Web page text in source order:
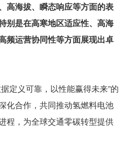
高海拔、瞬态响应等方面的表
别是在高寒地区适应性、高海
频运营协同性等方面展现出卓
定义可靠，以性能赢得未来”的
化合作，共同推动氢燃料电池
程，为全球交通零碳转型提供